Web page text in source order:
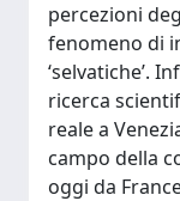
percezioni
fenomeno di
‘selvatiche’.
ricerca
reale a
campo della
oggi da